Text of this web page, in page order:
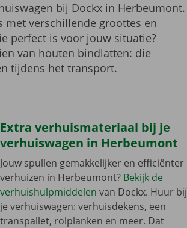
bij Dockx in Herbeumont.
met verschillende groottes en
perfect is voor jouw situatie?
van houten bindlatten: die
tijdens het transport.
Extra verhuismateriaal bij je
verhuiswagen in Herbeumont
Jouw spullen gemakkelijker en efficiënter
verhuizen in Herbeumont? Bekijk de
verhuishulpmiddelen van Dockx. Huur bij
je verhuiswagen: verhuisdekens, een
transpallet, rolplanken en meer. Dat